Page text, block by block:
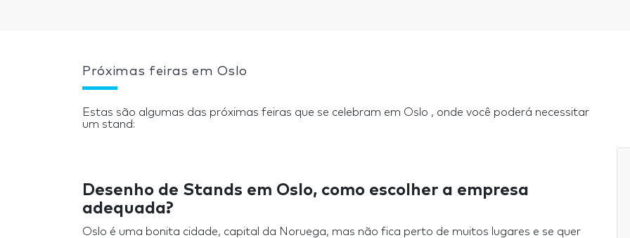
Próximas feiras em Oslo
Estas são algumas das próximas feiras que se celebram em Oslo , onde você poderá necessitar
um stand:
Desenho de Stands em Oslo, como escolher a empresa
adequada?
Oslo é uma bonita cidade, capital da Noruega, mas não fica perto de muitos lugares e se quer